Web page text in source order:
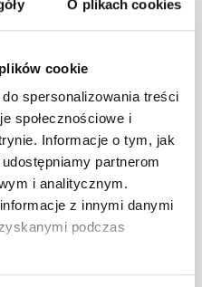
O plikach cookies
cookie
spersonalizowania treści
społecznościowe i
Informacje o tym, jak
partnerom
i analitycznym.
z innymi danymi
podczas